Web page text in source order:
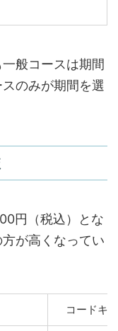
般コースは期間
のみが期間を選
円（税込）とな
が高くなってい
コードキ